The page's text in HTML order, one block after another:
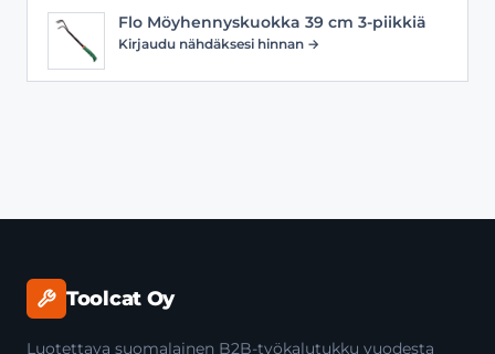
Flo Möyhennyskuokka 39 cm 3-piikkiä
Kirjaudu nähdäksesi hinnan →
Toolcat Oy
Luotettava suomalainen B2B-työkalutukku vuodesta